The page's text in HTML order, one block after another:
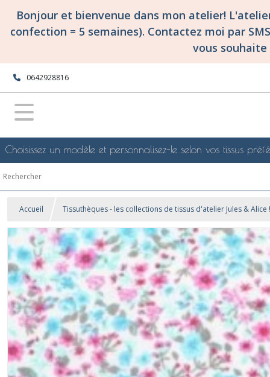
Bonjour et bienvenue dans mon atelier!
confection = 5 semaines). Contactez moi par
vous
0642928816
Choisissez un modèle et personnalisez-le selon vos tissus
Accueil Tissuthèques - les collections de tissus d'atelier Jules & Alice !